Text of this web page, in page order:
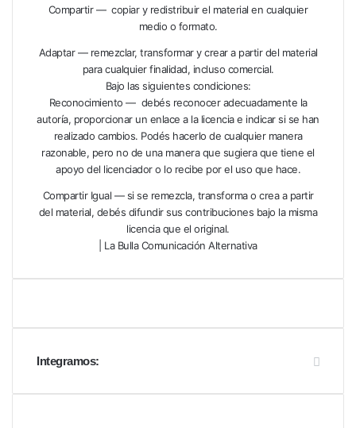
Compartir — copiar y redistribuir el material en cualquier
medio o formato.
Adaptar — remezclar, transformar y crear a partir del material
para cualquier finalidad, incluso comercial.
Bajo las siguientes condiciones:
Reconocimiento — debés reconocer adecuadamente la
autoría, proporcionar un enlace a la licencia e indicar si se han
realizado cambios. Podés hacerlo de cualquier manera
razonable, pero no de una manera que sugiera que tiene el
apoyo del licenciador o lo recibe por el uso que hace.
Compartir Igual — si se remezcla, transforma o crea a partir
del material, debés difundir sus contribuciones bajo la misma
licencia que el original.
| La Bulla Comunicación Alternativa
Integramos: